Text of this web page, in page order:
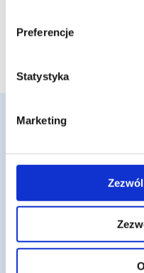
Preferencje
Statystyka
Marketing
Skontaktuj się
Poznaj
Smart+
biznes
opłat